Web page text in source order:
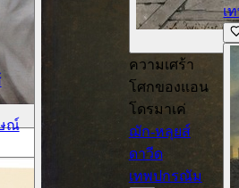
ณ์
ความเศร้า
โศกของแอน
โดรมาเค่
ฌัก-หลุยส์
ดาวีด
เทพปกรณัม
เ